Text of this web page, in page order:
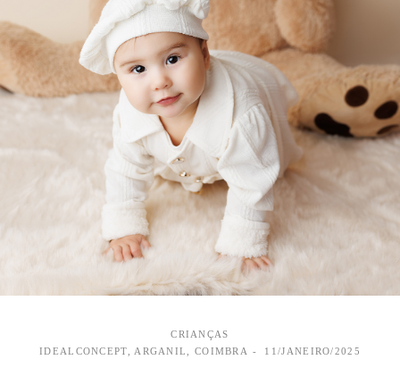
CRIANÇAS
IDEALCONCEPT, ARGANIL, COIMBRA
11/JANEIRO/2025